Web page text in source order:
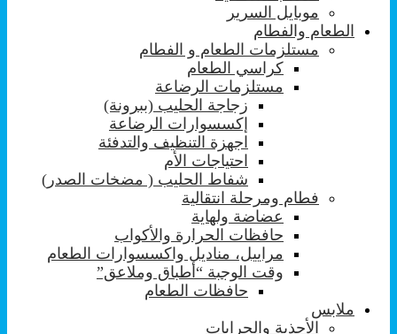
موبايل السرير
الطعام والفطام
مستلزمات الطعام و الفطام
كراسي الطعام
مستلزمات الرضاعة
زجاجة الحليب (ببرونة)
إكسسوارات الرضاعة
اجهزة التنظيف والتدفئة
احتياجات الأم
شفاط الحليب ( مضخات الصدر)
فطام ومرحلة انتقالية
عضاضة ولهاية
حافظات الحرارة والأكواب
مراييل، مناديل واكسسوارات الطعام
وقت الوجبة “أطباق وملاعق”
حافظات الطعام
ملابس
الأحذية والجرابات